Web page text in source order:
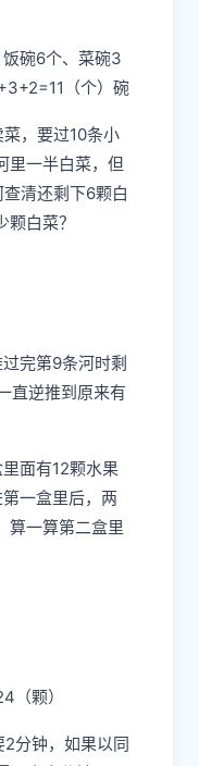
碗6个、菜碗3
（个）碗
，要过10条小
里一半白菜，但
清还剩下6颗白
白菜？
完第9条河时剩
直逆推到原来有
面有12颗水果
一盒里后，两
算一算第二盒里
（颗）
分钟，如果以同